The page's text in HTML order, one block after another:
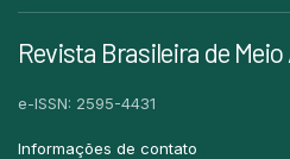
Revista Brasileira de
e-ISSN: 2595-4431
Informações de contato